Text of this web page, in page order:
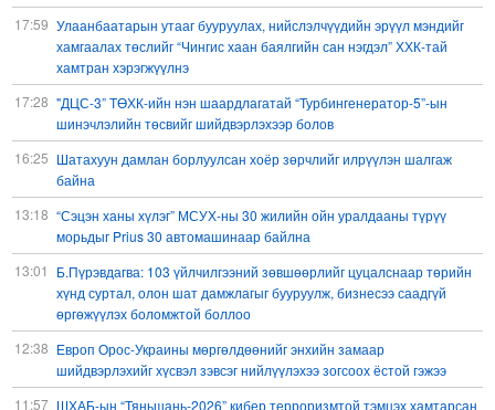
17:59 Улаанбаатарын утааг бууруулах, нийслэлчүүдийн эрүүл мэндийг
хамгаалах төслийг “Чингис хаан баялгийн сан нэгдэл” ХХК-тай
хамтран хэрэгжүүлнэ
17:28 "ДЦС-3” ТӨХК-ийн нэн шаардлагатай “Турбингенератор-5”-ын
шинэчлэлийн төсвийг шийдвэрлэхээр болов
16:25 Шатахуун дамлан борлуулсан хоёр зөрчлийг илрүүлэн шалгаж
байна
13:18 “Сэцэн ханы хүлэг” МСУХ-ны 30 жилийн ойн уралдааны түрүү
морьдыг Prius 30 автомашинаар байлна
13:01
Б.Пүрэвдагва: 103 үйлчилгээний зөвшөөрлийг цуцалснаар төрийн
хүнд суртал, олон шат дамжлагыг бууруулж, бизнесээ саадгүй
өргөжүүлэх боломжтой боллоо
12:38 Европ Орос-Украины мөргөлдөөнийг энхийн замаар
шийдвэрлэхийг хүсвэл зэвсэг нийлүүлэхээ зогсоох ёстой гэжээ
11:57 ШХАБ-ын “Тяньшань-2026” кибер терроризмтой тэмцэх хамтарсан